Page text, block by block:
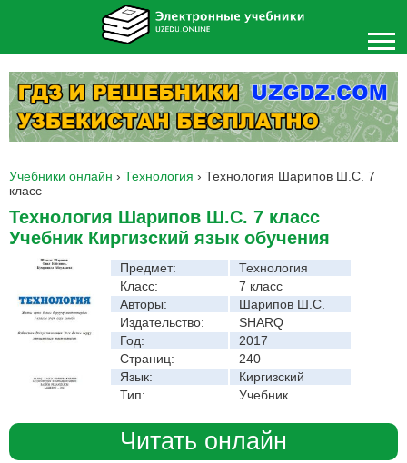
Учебники онлайн › Технология › Технология Шарипов Ш.С. 7
класс
Технология Шарипов Ш.С. 7 класс
Учебник Киргизский язык обучения
Предмет:
Технология
Класс:
7 класс
Авторы:
Шарипов Ш.С.
Издательство:
SHARQ
Год:
2017
Страниц:
240
Язык:
Киргизский
Тип:
Учебник
Читать онлайн